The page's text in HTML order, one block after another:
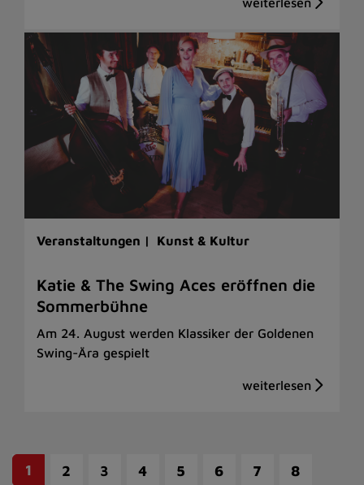
Veranstaltungen | Kunst & Kultur
Katie & The Swing Aces eröffnen die
Sommerbühne
Am 24. August werden Klassiker der Goldenen
Swing-Ära gespielt
1 2 3 4 5 6 7
8